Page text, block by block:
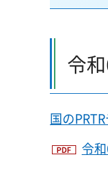
令
国の
令